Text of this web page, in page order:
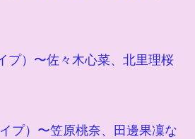
プ）〜佐々木心菜、北里理桜
プ）〜笠原桃奈、田邊果凜な